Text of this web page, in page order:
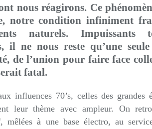
nous réagirons. Ce
notre condition infiniment
naturels. Impuissants
il ne nous reste qu’une
de l’union pour faire face
fatal.
influences 70’s, celles des grandes
leur thème avec ampleur. On
mêlées à une base électro, au